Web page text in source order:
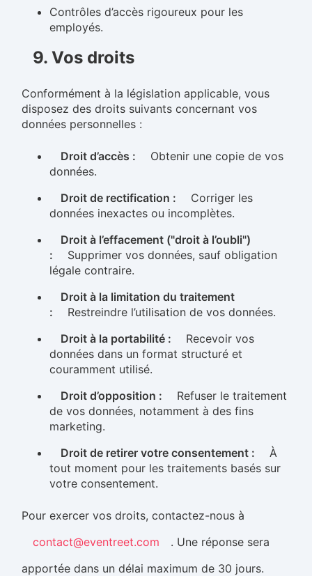
Contrôles d’accès rigoureux pour les
employés.
9. Vos droits
Conformément à la législation applicable, vous
disposez des droits suivants concernant vos
données personnelles :
Droit d’accès :
Obtenir une copie de vos
données.
Droit de rectification :
Corriger les
données inexactes ou incomplètes.
Droit à l’effacement ("droit à l’oubli")
:
Supprimer vos données, sauf obligation
légale contraire.
Droit à la limitation du traitement
:
Restreindre l’utilisation de vos données.
Droit à la portabilité :
Recevoir vos
données dans un format structuré et
couramment utilisé.
Droit d’opposition :
Refuser le traitement
de vos données, notamment à des fins
marketing.
Droit de retirer votre consentement :
À
tout moment pour les traitements basés sur
votre consentement.
Pour exercer vos droits, contactez-nous à
contact@eventreet.com
. Une réponse sera
apportée dans un délai maximum de 30 jours.